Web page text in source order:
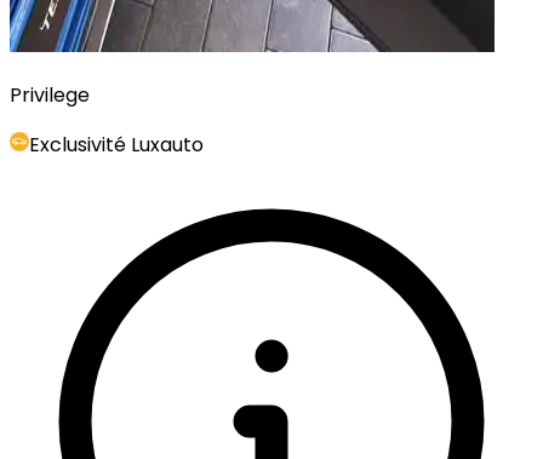
Privilege
Exclusivité Luxauto